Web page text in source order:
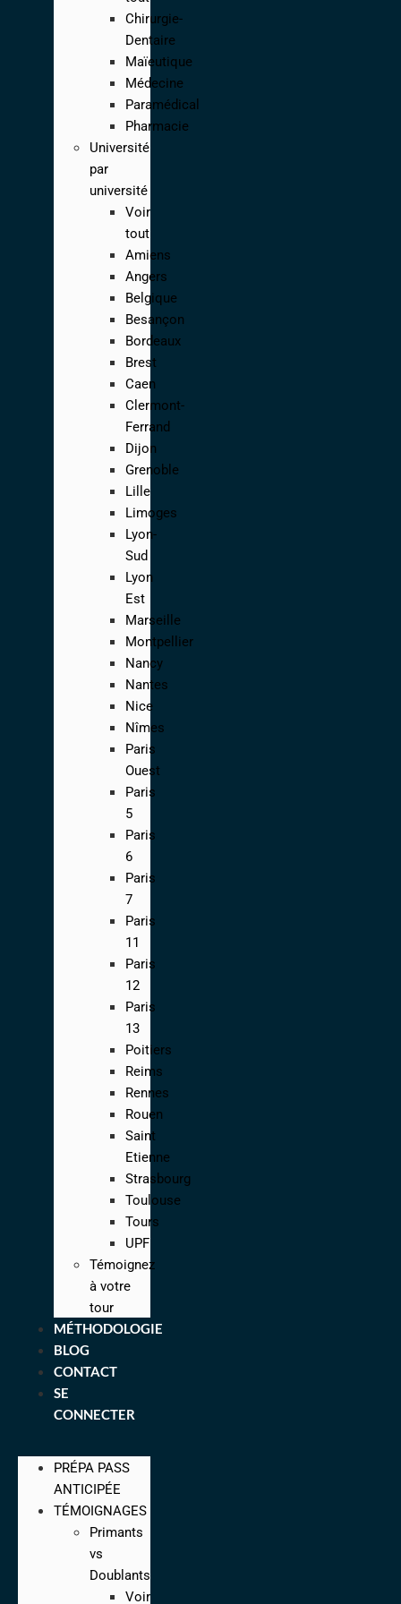
Chirurgie-
Dentaire
Maïeutique
Médecine
Paramédical
Pharmacie
Université
par
université
Voir
tout
Amiens
Angers
Belgique
Besançon
Bordeaux
Brest
Caen
Clermont-
Ferrand
Dijon
Grenoble
Lille
Limoges
Lyon-
Sud
Lyon
Est
Marseille
Montpellier
Nancy
Nantes
Nice
Nîmes
Paris
Ouest
Paris
5
Paris
6
Paris
7
Paris
11
Paris
12
Paris
13
Poitiers
Reims
Rennes
Rouen
Saint
Etienne
Strasbourg
Toulouse
Tours
UPF
Témoignez
à votre
tour
MÉTHODOLOGIE
BLOG
CONTACT
SE
CONNECTER
PRÉPA PASS
ANTICIPÉE
TÉMOIGNAGES
Primants
vs
Doublants
Voir